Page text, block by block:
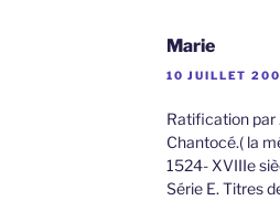
Marie
10 JUILLET
Ratification par
Chantocé.( la
1524- XVIIIe
Série E. Titres